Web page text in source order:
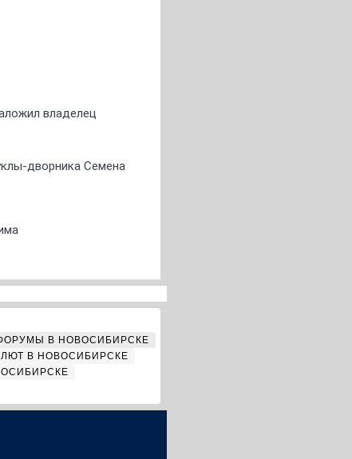
владелец
дворника Семена
В НОВОСИБИРСКЕ
В НОВОСИБИРСКЕ